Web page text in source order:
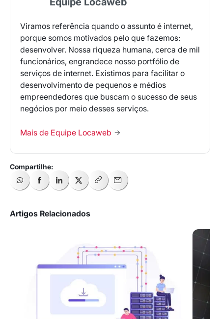
Viramos referência quando o assunto é internet,
porque somos motivados pelo que fazemos:
desenvolver. Nossa riqueza humana, cerca de mil
funcionários, engrandece nosso portfólio de
serviços de internet. Existimos para facilitar o
desenvolvimento de pequenos e médios
empreendedores que buscam o sucesso de seus
negócios por meio desses serviços.
Mais de Equipe Locaweb
Artigos Relacionados
Receba os melhores insights da Locaweb
Tendências e materiais exclusivos do mercado
digital que valem a leitura.
Nome
E-mail
Selecione sua área de atuação
*Ao assinar nossa newsletter, você concorda em receber
nossas comunicações e está de acordo com as nossas
Políticas de Privacidade
Assinar newsletter